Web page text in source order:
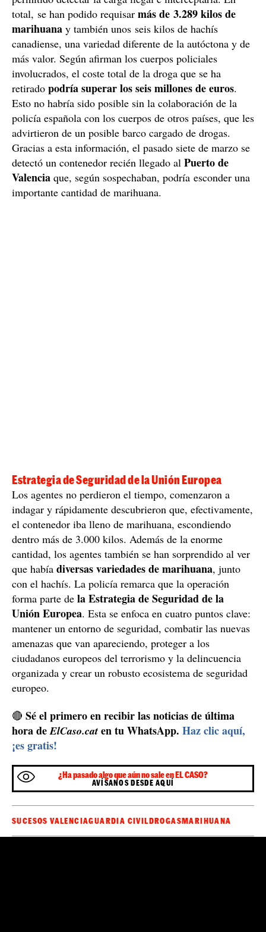
total, se han podido requisar más de 3.289 kilos de
marihuana y también unos seis kilos de hachís
canadiense, una variedad diferente de la autóctona y de
más valor. Según afirman los cuerpos policiales
involucrados, el coste total de la droga que se ha
retirado podría superar los seis millones de euros.
Esto no habría sido posible sin la colaboración de la
policía española con los cuerpos de otros países, que les
advirtieron de un posible barco cargado de drogas.
Gracias a esta información, el pasado siete de marzo se
detectó un contenedor recién llegado al Puerto de
Valencia que, según sospechaban, podría esconder una
importante cantidad de marihuana.
Estrategia de Seguridad de la Unión Europea
Los agentes no perdieron el tiempo, comenzaron a
indagar y rápidamente descubrieron que, efectivamente,
el contenedor iba lleno de marihuana, escondiendo
dentro más de 3.000 kilos. Además de la enorme
cantidad, los agentes también se han sorprendido al ver
que había diversas variedades de marihuana, junto
con el hachís. La policía remarca que la operación
forma parte de la Estrategia de Seguridad de la
Unión Europea. Esta se enfoca en cuatro puntos clave:
mantener un entorno de seguridad, combatir las nuevas
amenazas que van apareciendo, proteger a los
ciudadanos europeos del terrorismo y la delincuencia
organizada y crear un robusto ecosistema de seguridad
europeo.
🔴 Sé el primero en recibir las noticias de última
hora deElCaso.cat en tu WhatsApp. Haz clic aquí,
¡es gratis!
¿Ha pasado algo que aún no sale en EL CASO?
AVÍSANOS DESDE AQUÍ
SUCESOS VALENCIAGUARDIA CIVILDROGASMARIHUANA